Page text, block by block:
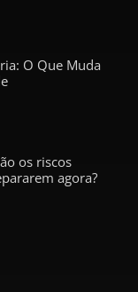
O Que Muda
os riscos
agora?